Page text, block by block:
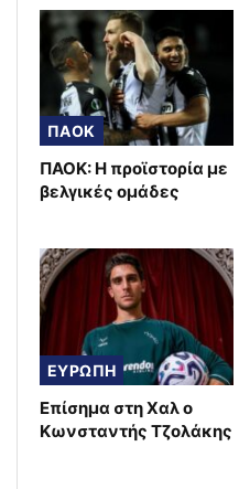
ΠΑΟΚ
ΠΑΟΚ: Η προϊστορία με
βελγικές ομάδες
ΕΥΡΩΠΗ
Επίσημα στη Χαλ ο
Κωνσταντής Τζολάκης